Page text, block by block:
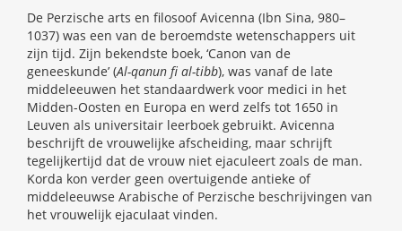
De Perzische arts en filosoof Avicenna (Ibn Sina, 980–
1037) was een van de beroemdste wetenschappers uit
zijn tijd. Zijn bekendste boek, ‘Canon van de
geneeskunde’ (Al-qanun fi al-tibb), was vanaf de late
middeleeuwen het standaardwerk voor medici in het
Midden-Oosten en Europa en werd zelfs tot 1650 in
Leuven als universitair leerboek gebruikt. Avicenna
beschrijft de vrouwelijke afscheiding, maar schrijft
tegelijkertijd dat de vrouw niet ejaculeert zoals de man.
Korda kon verder geen overtuigende antieke of
middeleeuwse Arabische of Perzische beschrijvingen van
het vrouwelijk ejaculaat vinden.